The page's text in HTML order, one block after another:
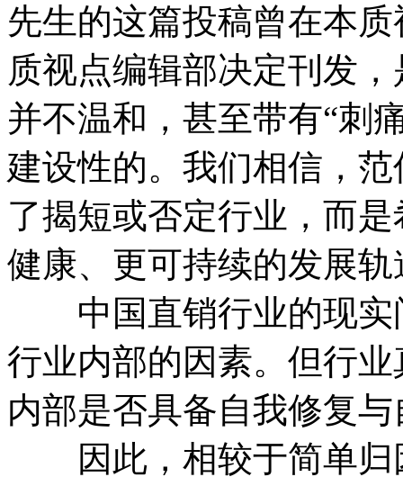
先生的这篇投稿曾在本
质视点编辑部决定刊发
并不温和，甚至带有“刺
建设性的。我们相信，
了揭短或否定行业，而
健康、更可持续的发展轨
中国直销行业的现实
行业内部的因素。但行
内部是否具备自我修复
因此，相较于简单归